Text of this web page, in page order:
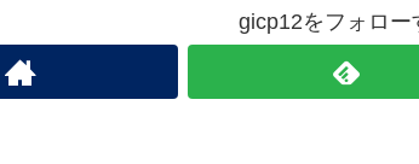
gicp12をフォロー